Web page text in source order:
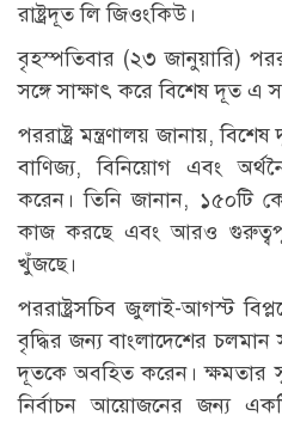
রাষ্ট্রদূত লি জিওংকিউ।
বৃহস্পতিবার (২৩ জানুয়ারি)
সঙ্গে সাক্ষাৎ করে বিশেষ দূত এ
পররাষ্ট্র মন্ত্রণালয় জানায়,
বাণিজ্য, বিনিয়োগ এবং
করেন। তিনি জানান, ১৫০টি
কাজ করছে এবং আরও
খুঁজছে।
পররাষ্ট্রসচিব জুলাই-আগস্ট
বৃদ্ধির জন্য বাংলাদেশের চলমান
দূতকে অবহিত করেন। ক্ষমতার
নির্বাচন আয়োজনের জন্য